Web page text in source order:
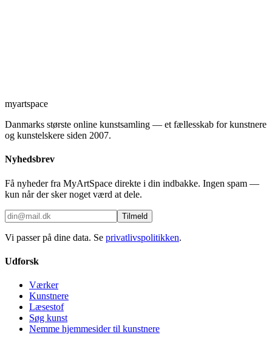
myartspace
Danmarks største online kunstsamling — et fællesskab for kunstnere
og kunstelskere siden 2007.
Nyhedsbrev
Få nyheder fra MyArtSpace direkte i din indbakke. Ingen spam —
kun når der sker noget værd at dele.
Tilmeld
Vi passer på dine data. Se privatlivspolitikken.
Udforsk
Værker
Kunstnere
Læsestof
Søg kunst
Nemme hjemmesider til kunstnere